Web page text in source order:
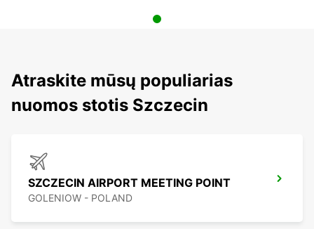
Atraskite mūsų populiarias
nuomos stotis Szczecin
SZCZECIN AIRPORT MEETING POINT
GOLENIOW - POLAND